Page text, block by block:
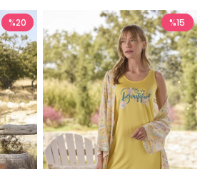
%20 %15